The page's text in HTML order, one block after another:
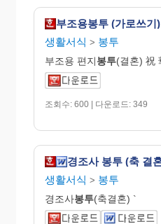
부조용봉투 (가로쓰기)
생활서식 > 봉투
부조용 편지봉투(결혼) 祝
조회수: 600 | 다운로드: 349
경조사 봉투 (축 결
생활서식 > 봉투
경조사봉투(축결혼) `